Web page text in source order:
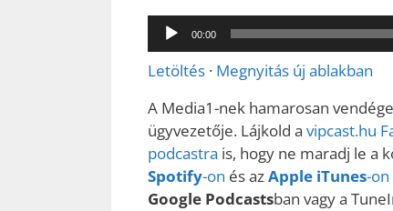
Audió
lejátszó
00:00
Letöltés · Megnyitás új ablakban
A Media1-nek hamarosan
ügyvezetője. Lájkold a vipcast.hu
podcastra is, hogy ne maradj le a
Spotify-on és azApple iTunes-on
Google Podcastsban vagy a